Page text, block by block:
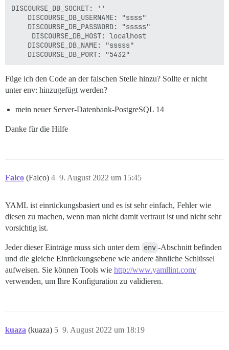
DISCOURSE_DB_SOCKET: ''
    DISCOURSE_DB_USERNAME: "ssss"
    DISCOURSE_DB_PASSWORD: "sssss"
     DISCOURSE_DB_HOST: localhost
    DISCOURSE_DB_NAME: "sssss"
Füge ich den Code an der falschen Stelle hinzu? Sollte er nicht
unter env: hinzugefügt werden?
mein neuer Server-Datenbank-PostgreSQL 14
Danke für die Hilfe
Falco (Falco) 9. August 2022 um 15:45
4
YAML ist einrückungsbasiert und es ist sehr einfach, Fehler wie
diesen zu machen, wenn man nicht damit vertraut ist und nicht sehr
vorsichtig ist.
Jeder dieser Einträge muss sich unter dem env -Abschnitt befinden
und die gleiche Einrückungsebene wie andere ähnliche Schlüssel
aufweisen. Sie können Tools wie http://www.yamllint.com/
verwenden, um Ihre Konfiguration zu validieren.
kuaza (kuaza) 9. August 2022 um 18:19
5